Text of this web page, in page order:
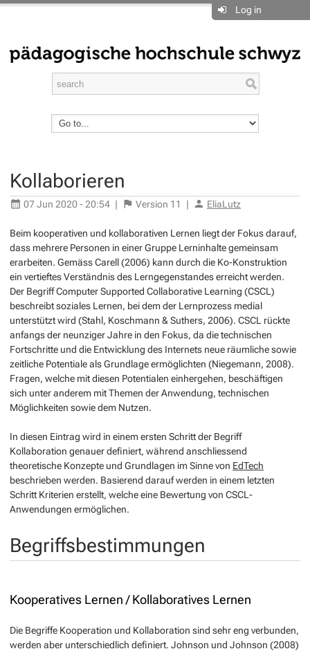
Log in
Kollaborieren
07 Jun 2020 - 20:54 | Version 11 | EliaLutz
Beim kooperativen und kollaborativen Lernen liegt der Fokus darauf,
dass mehrere Personen in einer Gruppe Lerninhalte gemeinsam
erarbeiten. Gemäss Carell (2006) kann durch die Ko-Konstruktion
ein vertieftes Verständnis des Lerngegenstandes erreicht werden.
Der BegriffComputer Supported Collaborative Learning (CSCL)
beschreibt soziales Lernen, bei dem der Lernprozess medial
unterstützt wird (Stahl, Koschmann & Suthers, 2006). CSCL rückte
anfangs der neunziger Jahre in den Fokus, da die technischen
Fortschritte und die Entwicklung des Internets neue räumliche sowie
zeitliche Potentiale als Grundlage ermöglichten (Niegemann, 2008).
Fragen, welche mit diesen Potentialen einhergehen, beschäftigen
sich unter anderem mit Themen der Anwendung, technischen
Möglichkeiten sowie dem Nutzen.
In diesen Eintrag wird in einem ersten Schritt der Begriff
Kollaboration genauer definiert, während anschliessend
theoretische Konzepte und Grundlagen im Sinne von EdTech
beschrieben werden. Basierend darauf werden in einem letzten
Schritt Kriterien erstellt, welche eine Bewertung von CSCL-
Anwendungen ermöglichen.
Begriffsbestimmungen
Kooperatives Lernen / Kollaboratives Lernen
Die Begriffe Kooperation und Kollaboration sind sehr eng verbunden,
werden aber unterschiedlich definiert. Johnson und Johnson (2008)